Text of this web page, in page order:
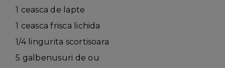
1 ceasca de lapte
1 ceasca frisca lichida
1/4 lingurita scortisoara
5 galbenusuri de ou